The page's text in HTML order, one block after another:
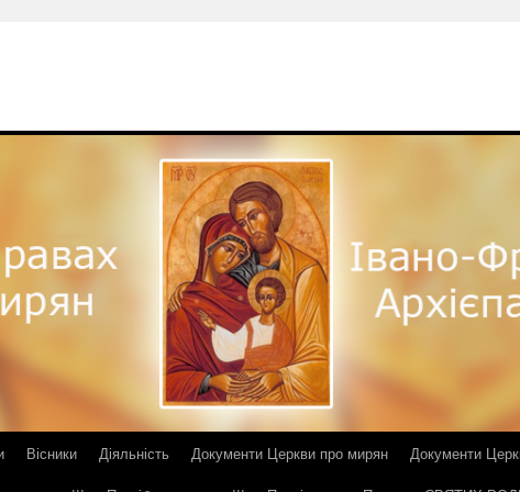
Вісники Діяльність Документи Церкви про мирян
Документи